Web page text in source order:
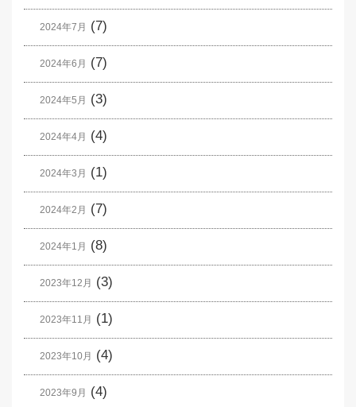
2024年7月 (7)
2024年6月 (7)
2024年5月 (3)
2024年4月 (4)
2024年3月 (1)
2024年2月 (7)
2024年1月 (8)
2023年12月 (3)
2023年11月 (1)
2023年10月 (4)
2023年9月 (4)